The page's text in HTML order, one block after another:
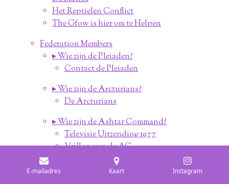
Het Reptielen Conflict
The Gfow is hier om te Helpen
Federation Members
▸ Wie zijn de Pleiaden?
Contact de Pleiaden
▸ Wie zijn de Arcturians?
De Arcturians
▸ Wie zijn de Ashtar Command?
Televisie Uitzending 1977
Vrillon van de AC
▸ Wie zijn de Lyrians?
E-mailadres Kaart Instagram